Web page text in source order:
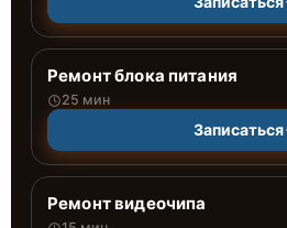
Ремонт блока питания
25 мин
Записаться
Ремонт видеочипа